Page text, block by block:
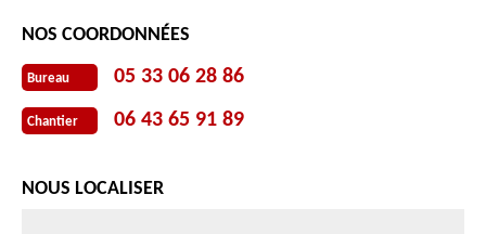
NOS COORDONNÉES
Bureau 05 33 06 28 86
Chantier 06 43 65 91 89
NOUS LOCALISER